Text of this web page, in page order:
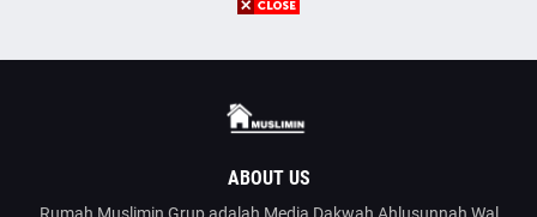
ABOUT US